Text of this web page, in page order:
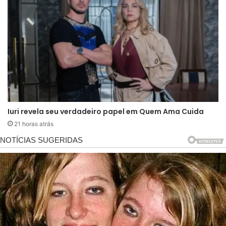
autores estão preparando uma reviravolta capaz
de surpreender até mesmo aqueles que
acompanham atentamente cada capítulo desde
o início.
Parte do sucesso do mistério está justamente na
forma como ele vem sendo construído. A
produção evita entregar respostas fáceis e
podem ganhar significado mais adiante. Cenas
discretas, diálogos ambíguos e comportamentos
estranhos de determinados personagens têm
servido como combustível para novas teorias.
Essa estratégia transformou a pergunta “quem
Iuri revela seu verdadeiro papel em Quem Ama Cuida
21 horas atrás